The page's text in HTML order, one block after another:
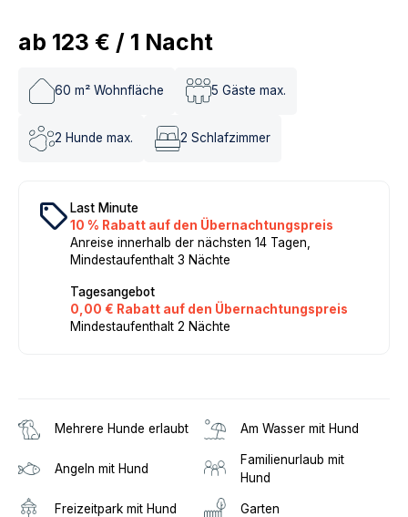
ab 123 € / 1 Nacht
60 m² Wohnfläche 5 Gäste max.
2 Hunde max. 2 Schlafzimmer
local_offer Last Minute
10 % Rabatt auf den Übernachtungspreis
Anreise innerhalb der nächsten 14 Tagen,
Mindestaufenthalt 3 Nächte
Tagesangebot
0,00 € Rabatt auf den Übernachtungspreis
Mindestaufenthalt 2 Nächte
Mehrere Hunde erlaubt Am Wasser mit Hund
Angeln mit Hund
Familienurlaub mit
Hund
Freizeitpark mit Hund Garten